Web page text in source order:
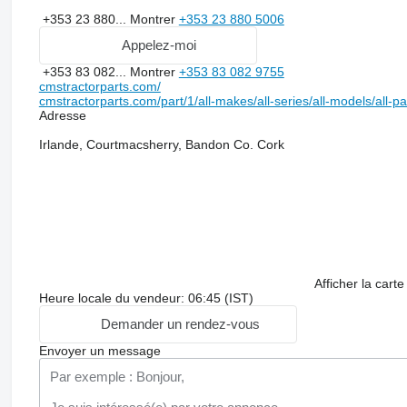
+353 23 880... Montrer +353 23 880 5006
Appelez-moi
+353 83 082... Montrer +353 83 082 9755
cmstractorparts.com/
cmstractorparts.com/part/1/all-makes/all-series/all-models/all-
Adresse
Irlande, Courtmacsherry, Bandon Co. Cork
Afficher la carte
Heure locale du vendeur: 06:45 (IST)
Demander un rendez-vous
Envoyer un message